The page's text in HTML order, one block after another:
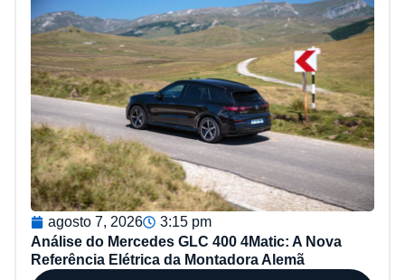
agosto 7, 2026
3:15 pm
Análise do Mercedes GLC 400 4Matic: A Nova
Referência Elétrica da Montadora Alemã